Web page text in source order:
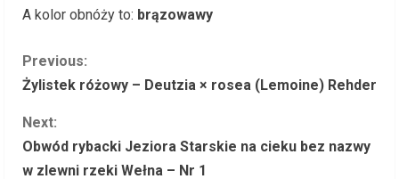
A kolor obnóży to: brązowawy
C
n
Previous:
Żylistek różowy – Deutzia × rosea (Lemoine) Rehder
Next:
Obwód rybacki Jeziora Starskie na cieku bez nazwy
w zlewni rzeki Wełna – Nr 1